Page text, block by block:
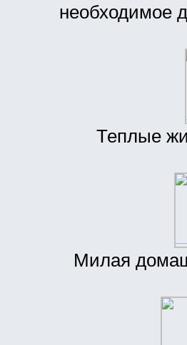
необходимое
Теплые
Милая